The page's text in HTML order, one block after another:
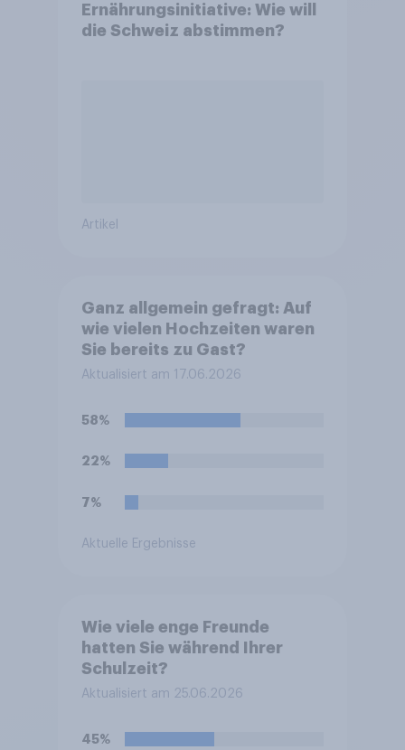
Ernährungsinitiative: Wie will
die Schweiz abstimmen?
Artikel
Ganz allgemein gefragt: Auf
wie vielen Hochzeiten waren
Sie bereits zu Gast?
Aktualisiert am 17.06.2026
58%
22%
7%
Aktuelle Ergebnisse
Wie viele enge Freunde
hatten Sie während Ihrer
Schulzeit?
Aktualisiert am 25.06.2026
45%